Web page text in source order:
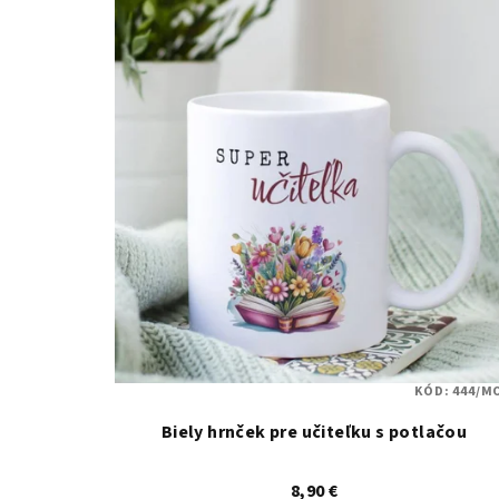
Biely hrnček pre učiteľku s potlačou
8,90 €
KÓD:444/